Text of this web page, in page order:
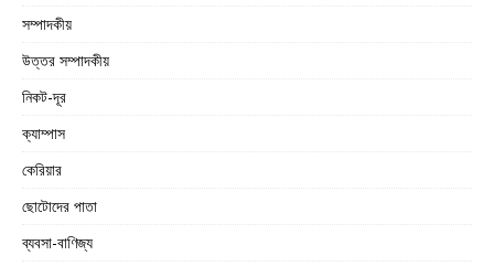
সম্পাদকীয়
উত্তর সম্পাদকীয়
নিকট-দূর
ক্যাম্পাস
কেরিয়ার
ছোটোদের পাতা
ব্যবসা-বাণিজ্য